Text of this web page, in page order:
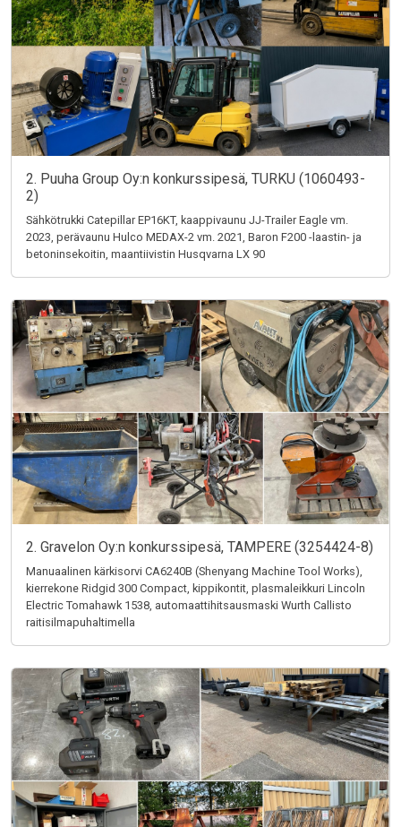
2. Puuha Group Oy:n konkurssipesä, TURKU (1060493-
2)
Sähkötrukki Catepillar EP16KT, kaappivaunu JJ-Trailer Eagle vm.
2023, perävaunu Hulco MEDAX-2 vm. 2021, Baron F200 -laastin- ja
betoninsekoitin, maantiivistin Husqvarna LX 90
2. Gravelon Oy:n konkurssipesä, TAMPERE (3254424-8)
Manuaalinen kärkisorvi CA6240B (Shenyang Machine Tool Works),
kierrekone Ridgid 300 Compact, kippikontit, plasmaleikkuri Lincoln
Electric Tomahawk 1538, automaattihitsausmaski Wurth Callisto
raitisilmapuhaltimella